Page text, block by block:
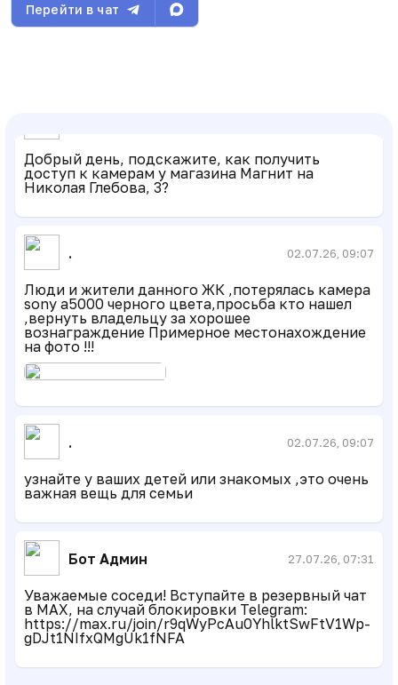
Перейти в чат
Бот Админ 27.07.26, 07:31
Уважаемые соседи! Вступайте в резервный чат
в MAX, на случай блокировки Telegram:
https://max.ru/join/r9qWyPcAu0YhlktSwFtV1Wp-
gDJt1NIfxQMgUk1fNFA
. 02.07.26, 09:07
узнайте у ваших детей или знакомых ,это очень
важная вещь для семьи
. 02.07.26, 09:07
Люди и жители данного ЖК ,потерялась камера
sony a5000 черного цвета,просьба кто нашел
,вернуть владельцу за хорошее
вознаграждение Примерное местонахождение
на фото !!!
Добрый день, подскажите, как получить
доступ к камерам у магазина Магнит на
Николая Глебова, 3?
Уважаемые соседи! Вступайте в резервный чат
в MAX, на случай блокировки Telegram: